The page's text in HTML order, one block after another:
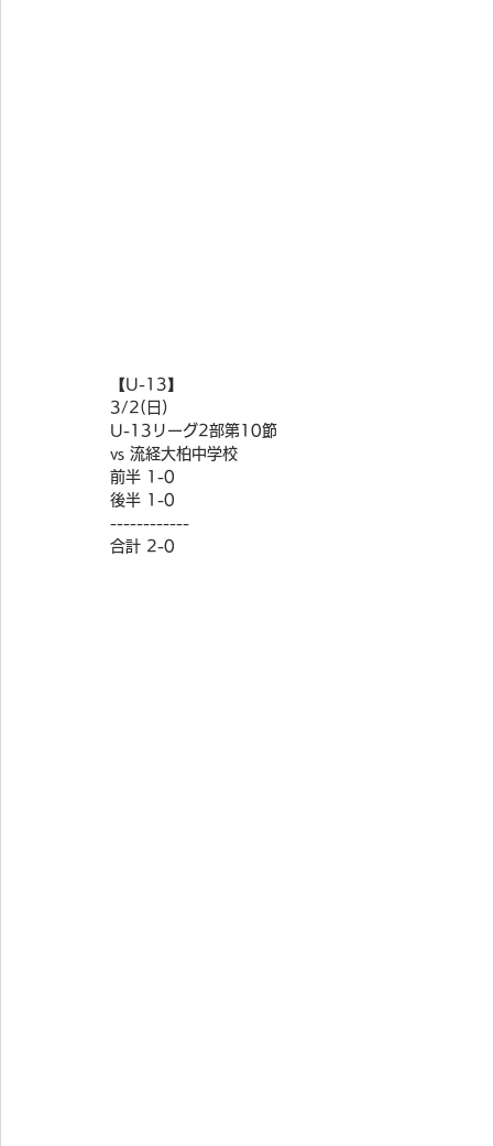
【U-13】
3/2(日)
U-13リーグ2部第10節
vs 流経大柏中学校
前半 1-0
後半 1-0
------------
合計 2-0